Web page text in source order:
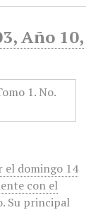
Año 10,
el domingo 14
con el
Su principal